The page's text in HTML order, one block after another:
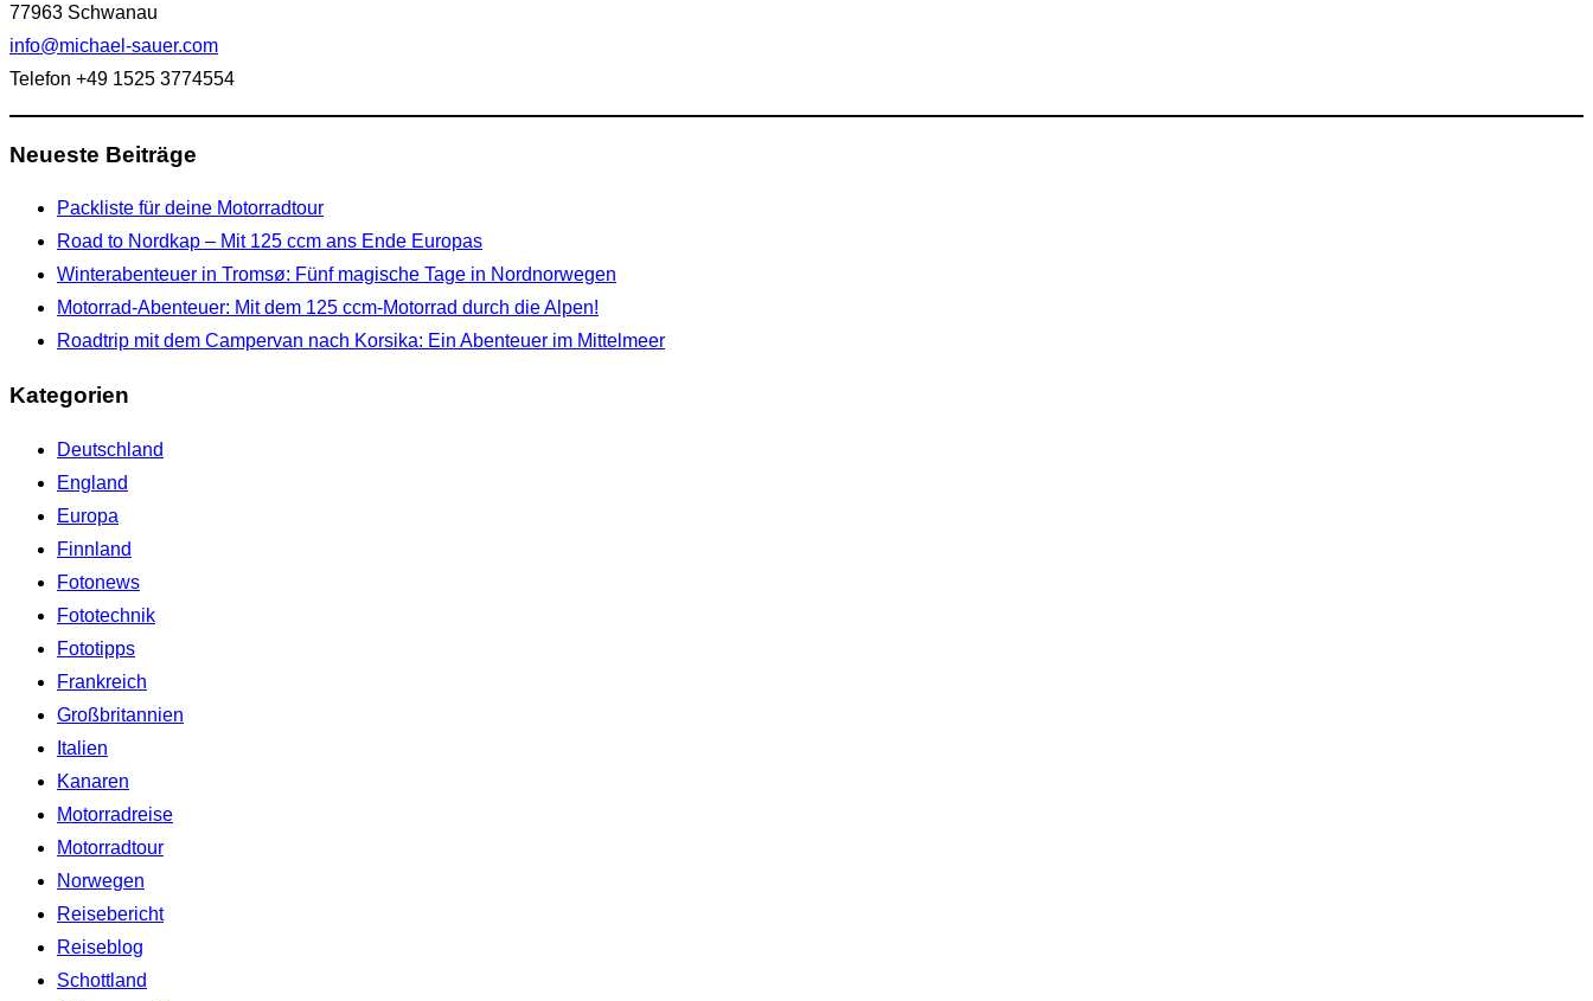
77963 Schwanau
info@michael-sauer.com
Telefon +49 1525 3774554
Neueste Beiträge
Packliste für deine Motorradtour
Road to Nordkap – Mit 125 ccm ans Ende Europas
Winterabenteuer in Tromsø: Fünf magische Tage in Nordnorwegen
Motorrad-Abenteuer: Mit dem 125 ccm-Motorrad durch die Alpen!
Roadtrip mit dem Campervan nach Korsika: Ein Abenteuer im Mittelmeer
Kategorien
Deutschland
England
Europa
Finnland
Fotonews
Fototechnik
Fototipps
Frankreich
Großbritannien
Italien
Kanaren
Motorradreise
Motorradtour
Norwegen
Reisebericht
Reiseblog
Schottland